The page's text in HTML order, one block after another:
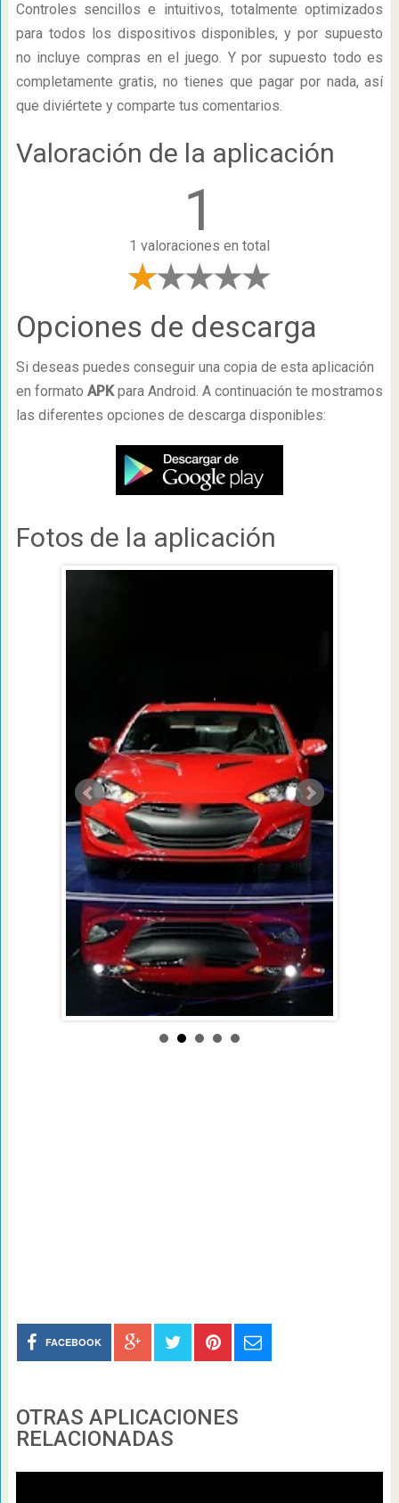
Controles sencillos e intuitivos, totalmente optimizados
para todos los dispositivos disponibles, y por supuesto
no incluye compras en el juego. Y por supuesto todo es
completamente gratis, no tienes que pagar por nada, así
que diviértete y comparte tus comentarios.
Valoración de la aplicación
1
1 valoraciones en total
Opciones de descarga
Si deseas puedes conseguir una copia de esta aplicación
en formato APKpara Android. A continuación te mostramos
las diferentes opciones de descarga disponibles:
Fotos de la aplicación
FACEBOOK
OTRAS APLICACIONES
RELACIONADAS